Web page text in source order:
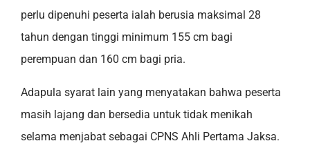
perlu dipenuhi peserta ialah berusia maksimal 28
tahun dengan tinggi minimum 155 cm bagi
perempuan dan 160 cm bagi pria.
Adapula syarat lain yang menyatakan bahwa peserta
masih lajang dan bersedia untuk tidak menikah
selama menjabat sebagai CPNS Ahli Pertama Jaksa.